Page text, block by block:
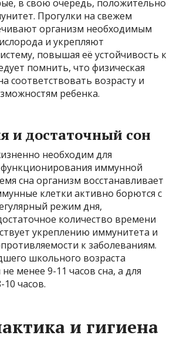
в свою очередь, положительно
Прогулки на свежем
организм необходимым
и укрепляют
повышая её устойчивость к
помнить, что физическая
соответствовать возрасту и
ребенка.
и достаточный сон
необходим для
иммунной
сна организм восстанавливает
клетки активно борются с
режим дня,
количество времени
укреплению иммунитета и
к заболеваниям.
школьного возраста
менее 9-11 часов сна, а для
часов.
и гигиена